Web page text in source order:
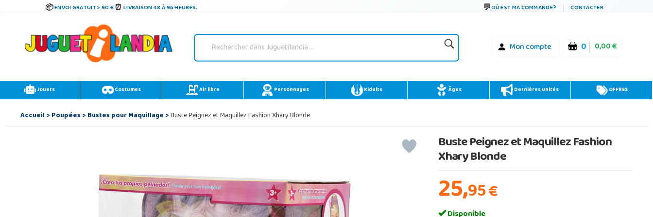
ENVOI GRATUIT > 90 € LIVRAISON 48 À 96 HEURES. OÙ EST MA COMMANDE? CONTACTER
Mon compte 0 0,00 €
Jouets Costumes Air libre Personnages Kidults Âges Dernières unités OFFRES
Accueil>Poupées>Bustes pour Maquillage>Buste Peignez et Maquillez Fashion Xhary Blonde
Buste Peignez et Maquillez Fashion
Xhary Blonde
25,95€